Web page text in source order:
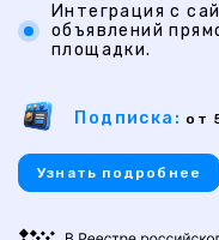
Интеграция с
объявлений
площадки.
Подписка: от
Узнать подробнее